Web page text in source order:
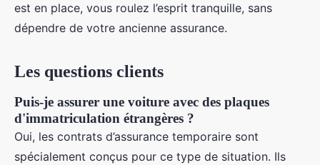
est en place, vous roulez l’esprit tranquille, sans
dépendre de votre ancienne assurance.
Les questions clients
Puis-je assurer une voiture avec des plaques
d'immatriculation étrangères ?
Oui, les contrats d’assurance temporaire sont
spécialement conçus pour ce type de situation. Ils